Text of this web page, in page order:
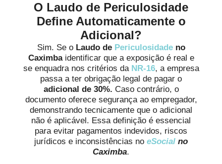
O Laudo de Periculosidade
Define Automaticamente o
Adicional?
Sim. Se o Laudo de Periculosidadeno
Caximbaidentificar que a exposição é real e
se enquadra nos critérios da NR-16, a empresa
passa a ter obrigação legal de pagar o
adicional de 30%. Caso contrário, o
documento oferece segurança ao empregador,
demonstrando tecnicamente que o adicional
não é aplicável. Essa definição é essencial
para evitar pagamentos indevidos, riscos
jurídicos e inconsistências no eSocial no
Caximba.